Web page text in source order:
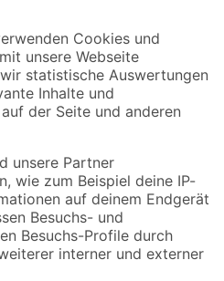
und Aktionen mehr verpassen!
Versandarten